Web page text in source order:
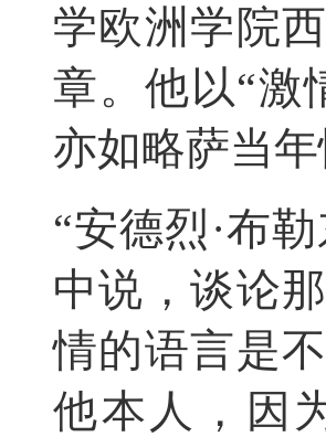
学欧洲学院
章。他以“激
亦如略萨当
“安德烈·布
中说，谈论
情的语言是
他本人，因